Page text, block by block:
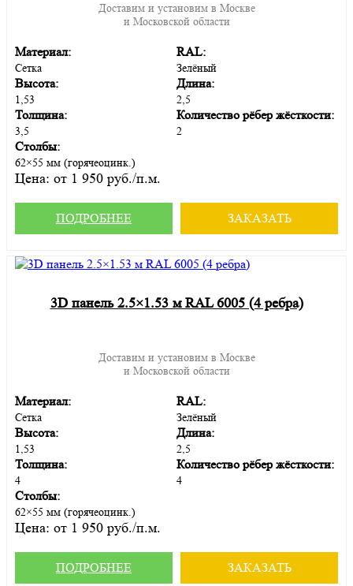
Доставим и установим в Москве
и Московской области
Материал:
Сетка
RAL:
Зелёный
Высота:
1,53
Длина:
2,5
Толщина:
3,5
Количество рёбер жёсткости:
2
Столбы:
62×55 мм (горячеоцинк.)
Цена: от 1 950 руб./п.м.
ПОДРОБНЕЕ ЗАКАЗАТЬ
3D панель 2.5×1.53 м RAL 6005 (4 ребра)
Доставим и установим в Москве
и Московской области
Материал:
Сетка
RAL:
Зелёный
Высота:
1,53
Длина:
2,5
Толщина:
4
Количество рёбер жёсткости:
4
Столбы:
62×55 мм (горячеоцинк.)
Цена: от 1 950 руб./п.м.
ПОДРОБНЕЕ ЗАКАЗАТЬ